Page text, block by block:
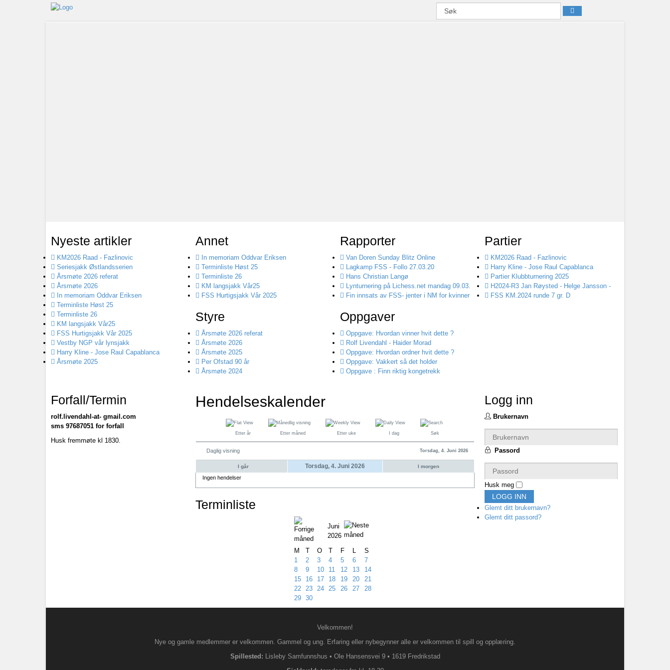
Nyeste artikler
KM2026 Raad - Fazlinovic
Seriesjakk Østlandsserien
Årsmøte 2026 referat
Årsmøte 2026
In memoriam Oddvar Eriksen
Terminliste Høst 25
Terminliste 26
KM langsjakk Vår25
FSS Hurtigsjakk Vår 2025
Vestby NGP vår lynsjakk
Harry Kline - Jose Raul Capablanca
Årsmøte 2025
Annet
In memoriam Oddvar Eriksen
Terminliste Høst 25
Terminliste 26
KM langsjakk Vår25
FSS Hurtigsjakk Vår 2025
Styre
Årsmøte 2026 referat
Årsmøte 2026
Årsmøte 2025
Per Ofstad 90 år
Årsmøte 2024
Rapporter
Van Doren Sunday Blitz Online
Lagkamp FSS - Follo 27.03.20
Hans Christian Langø
Lynturnering på Lichess.net mandag 09.03.
Fin innsats av FSS- jenter i NM for kvinner
Oppgaver
Oppgave: Hvordan vinner hvit dette ?
Rolf Livendahl - Haider Morad
Oppgave: Hvordan ordner hvit dette ?
Oppgave: Vakkert så det holder
Oppgave : Finn riktig kongetrekk
Partier
KM2026 Raad - Fazlinovic
Harry Kline - Jose Raul Capablanca
Partier Klubbturnering 2025
H2024-R3 Jan Røysted - Helge Jansson -
FSS KM.2024 runde 7 gr. D
Forfall/Termin
rolf.livendahl-at- gmail.com
sms 97687051 for forfall
Husk fremmøte kl 1830.
Hendelseskalender
Etter år Etter måned Etter uke I dag Søk
Daglig visning Torsdag, 4. Juni 2026
I går Torsdag, 4. Juni 2026 I morgen
Ingen hendelser
Terminliste
Juni
2026
M
T O T F L
S
1
2 3 4 5 6
7
8
9 10 11 12 13
14
15
16 17 18 19 20
21
22
23 24 25 26 27
28
29
30
Logg inn
Brukernavn
Passord
Husk meg
LOGG INN
Glemt ditt brukernavn?
Glemt ditt passord?
Velkommen!
Nye og gamle medlemmer er velkommen. Gammel og ung. Erfaring eller nybegynner alle er velkommen til spill og opplæring.
Spillested: Lisleby Samfunnshus • Ole Hansensvei 9 • 1619 Fredrikstad